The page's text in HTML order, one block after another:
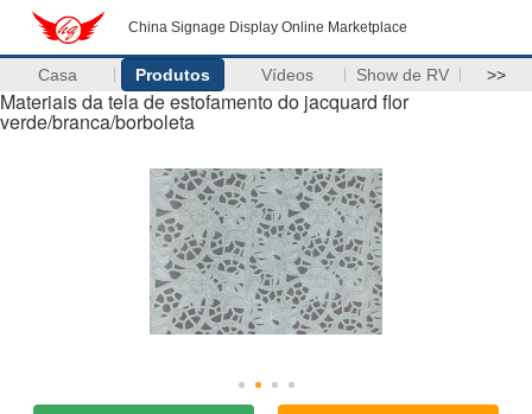
China Signage Display Online Marketplace
Casa Produtos Vídeos Show de RV >>
Materiais da tela de estofamento do jacquard flor
verde/branca/borboleta